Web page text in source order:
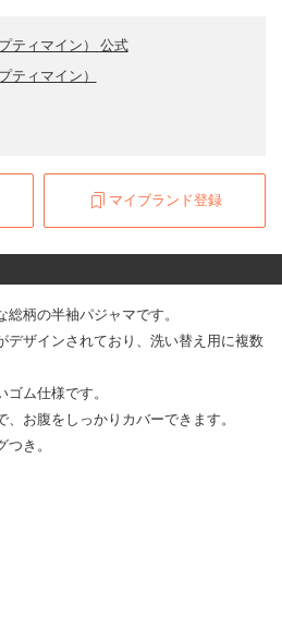
ティマイン） 公式
プティマイン）
マイブランド登録
柄の半袖パジャマです。
デザインされており、洗い替え用に複数
ム仕様です。
お腹をしっかりカバーできます。
き。